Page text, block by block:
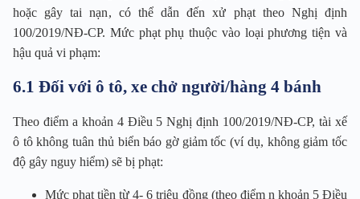
hoặc gây tai nạn, có thể dẫn đến xử phạt theo Nghị định
100/2019/NĐ-CP. Mức phạt phụ thuộc vào loại phương tiện và
hậu quả vi phạm:
6.1 Đối với ô tô, xe chở người/hàng 4 bánh
Theo điểm a khoản 4 Điều 5 Nghị định 100/2019/NĐ-CP, tài xế
ô tô không tuân thủ biển báo gờ giảm tốc (ví dụ, không giảm tốc
độ gây nguy hiểm) sẽ bị phạt:
Mức phạt tiền từ 4- 6 triệu đồng (theo điểm n khoản 5 Điều